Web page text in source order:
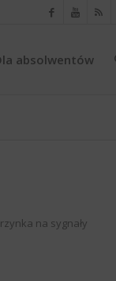
absolwentów
na sygnały